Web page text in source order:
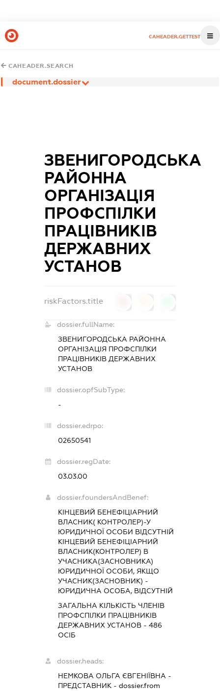
CAHEADER.GETTEST
CAHEADER.SEARCH
document.dossier
ЗВЕНИГОРОДСЬКА
РАЙОННА
ОРГАНІЗАЦІЯ
ПРОФСПІЛКИ
ПРАЦІВНИКІВ
ДЕРЖАВНИХ
УСТАНОВ
riskFactors.title
dossier.fullName:
ЗВЕНИГОРОДСЬКА РАЙОННА
ОРГАНІЗАЦІЯ ПРОФСПІЛКИ
ПРАЦІВНИКІВ ДЕРЖАВНИХ
УСТАНОВ
dossier.opfSubType:
-
dossier.edrpo:
02650541
dossier.regDate:
03.03.00
dossier.foundersAndBenef:
КІНЦЕВИЙ БЕНЕФІЦІАРНИЙ
ВЛАСНИК( КОНТРОЛЕР)-У
ЮРИДИЧНОЇ ОСОБИ ВІДСУТНІЙ
КІНЦЕВИЙ БЕНЕФІЦІАРНИЙ
ВЛАСНИК(КОНТРОЛЕР) В
УЧАСНИКА(ЗАСНОВНИКА)
ЮРИДИЧНОЇ ОСОБИ, ЯКЩО
УЧАСНИК(ЗАСНОВНИК) -
ЮРИДИЧНА ОСОБА, ВІДСУТНІЙ
ЗАГАЛЬНА КІЛЬКІСТЬ ЧЛЕНІВ
ПРОФСПІЛКИ ПРАЦІВНИКІВ
ДЕРЖАВНИХ УСТАНОВ - 486
ОСІБ
dossier.heads:
НЕМКОВА ОЛЬГА ЄВГЕНІЇВНА -
ПРЕДСТАВНИК - dossier.from